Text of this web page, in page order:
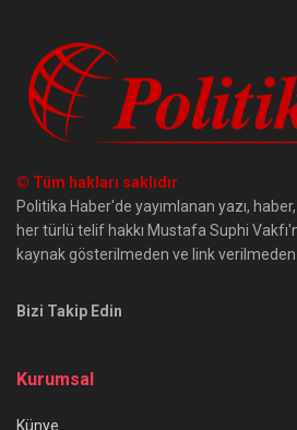
© Tüm hakları saklıdır
Politika Haber'de yayımlanan yazı,
her türlü telif hakkı Mustafa Suphi
kaynak gösterilmeden ve link verilmeden
Bizi Takip Edin
Kurumsal
Künye